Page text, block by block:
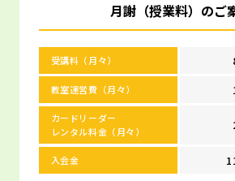
月謝（授業料）のご
受講料（月々）
教室運営費（月々）
カードリーダー
レンタル料金（月々）
入会金